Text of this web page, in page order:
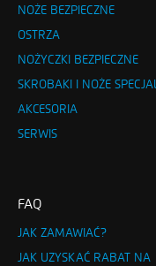
NOŻE BEZPIECZNE
OSTRZA
NOŻYCZKI BEZPIECZNE
SKROBAKI I NOŻE
AKCESORIA
SERWIS
FAQ
JAK ZAMAWIAĆ?
JAK UZYSKAĆ RABAT NA